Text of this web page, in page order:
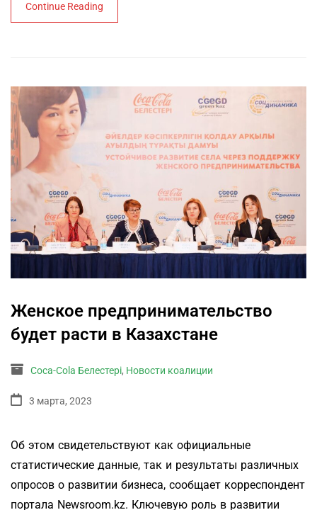
Continue Reading
Женское предпринимательство
будет расти в Казахстане
Coca-Cola Белестері, Новости коалиции
3 марта, 2023
Об этом свидетельствуют как официальные
статистические данные, так и результаты различных
опросов о развитии бизнеса, сообщает корреспондент
портала Newsroom.kz. Ключевую роль в развитии